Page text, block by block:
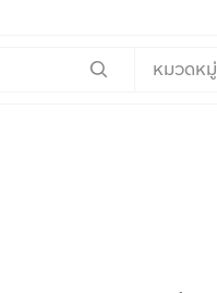
หมวดหมู่